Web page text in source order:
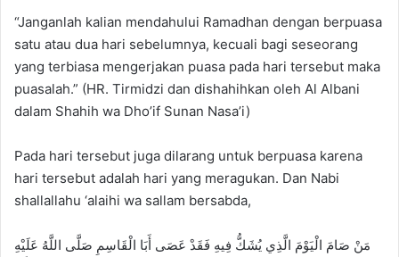
“Janganlah kalian mendahului Ramadhan dengan berpuasa
satu atau dua hari sebelumnya, kecuali bagi seseorang
yang terbiasa mengerjakan puasa pada hari tersebut maka
puasalah.” (HR. Tirmidzi dan dishahihkan oleh Al Albani
dalam Shahih wa Dho’if Sunan Nasa’i)
Pada hari tersebut juga dilarang untuk berpuasa karena
hari tersebut adalah hari yang meragukan. Dan Nabi
shallallahu ‘alaihi wa sallam bersabda,
مَنْ صَامَ الْيَوْمَ الَّذِي يُشَكُّ فِيهِ فَقَدْ عَصَى أَبَا الْقَاسِمِ صَلَّى اللَّهُ عَلَيْهِ